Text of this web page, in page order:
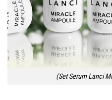
(Set Serum Lanci